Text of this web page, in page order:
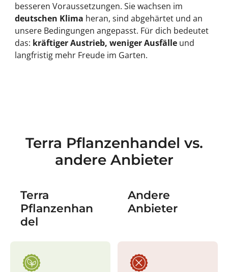
besseren Voraussetzungen. Sie wachsen im
deutschen Klima heran, sind abgehärtet und an
unsere Bedingungen angepasst. Für dich bedeutet
das: kräftiger Austrieb, weniger Ausfälle und
langfristig mehr Freude im Garten.
Terra Pflanzenhandel vs.
andere Anbieter
Terra
Pflanzenhan
del
Andere
Anbieter